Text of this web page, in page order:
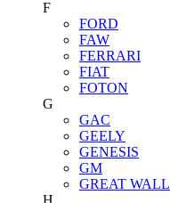
F
FORD
FAW
FERRARI
FIAT
FOTON
G
GAC
GEELY
GENESIS
GM
GREAT WALL
H